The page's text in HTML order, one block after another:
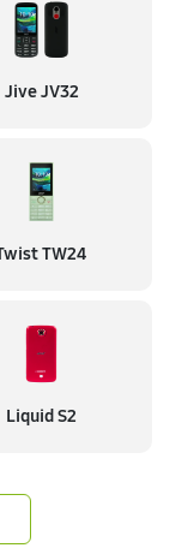
Jive JV32
TW24
Liquid S2